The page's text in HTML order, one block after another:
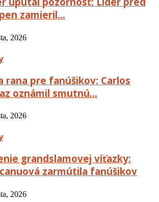
zamieril…
2026
rana pre fanúšikov: Carlos
oznámil smutnú…
2026
grandslamovej víťazky:
zarmútila fanúšikov
2026